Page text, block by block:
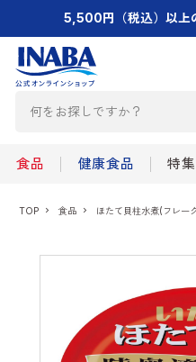
5,500円（税込）以上
食品 健康食品 特
TOP 食品 ほたて貝柱水煮(フレーク